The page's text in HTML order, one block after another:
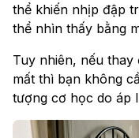
thể khiến nhịp đập
thể nhìn thấy bằng
Tuy nhiên, nếu thay
mất thì bạn không
tượng cơ học do áp